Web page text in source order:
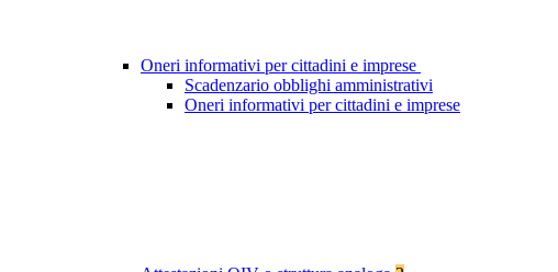
Oneri informativi per cittadini e imprese
Scadenzario obblighi amministrativi
Oneri informativi per cittadini e imprese